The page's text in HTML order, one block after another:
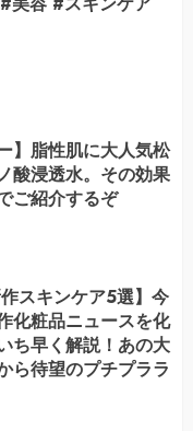
】脂性肌に大人気松
酸浸透水。その効果
ご紹介するぞ
作スキンケア5選】今
化粧品ニュースを化
ち早く解説！あの大
ら待望のプチプララ